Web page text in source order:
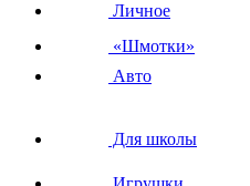
Личное
«Шмотки»
Авто
Для школы